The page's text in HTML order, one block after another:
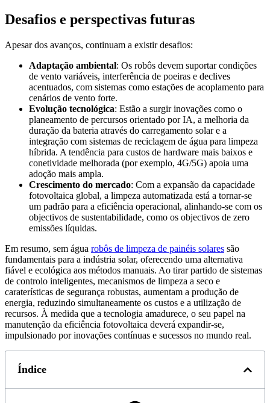
Desafios e perspectivas futuras
Apesar dos avanços, continuam a existir desafios:
Adaptação ambiental: Os robôs devem suportar condições
de vento variáveis, interferência de poeiras e declives
acentuados, com sistemas como estações de acoplamento para
cenários de vento forte.
Evolução tecnológica: Estão a surgir inovações como o
planeamento de percursos orientado por IA, a melhoria da
duração da bateria através do carregamento solar e a
integração com sistemas de reciclagem de água para limpeza
híbrida. A tendência para custos de hardware mais baixos e
conetividade melhorada (por exemplo, 4G/5G) apoia uma
adoção mais ampla.
Crescimento do mercado: Com a expansão da capacidade
fotovoltaica global, a limpeza automatizada está a tornar-se
um padrão para a eficiência operacional, alinhando-se com os
objectivos de sustentabilidade, como os objectivos de zero
emissões líquidas.
Em resumo, sem água robôs de limpeza de painéis solares são
fundamentais para a indústria solar, oferecendo uma alternativa
fiável e ecológica aos métodos manuais. Ao tirar partido de sistemas
de controlo inteligentes, mecanismos de limpeza a seco e
caraterísticas de segurança robustas, aumentam a produção de
energia, reduzindo simultaneamente os custos e a utilização de
recursos. À medida que a tecnologia amadurece, o seu papel na
manutenção da eficiência fotovoltaica deverá expandir-se,
impulsionado por inovações contínuas e sucessos no mundo real.
Índice